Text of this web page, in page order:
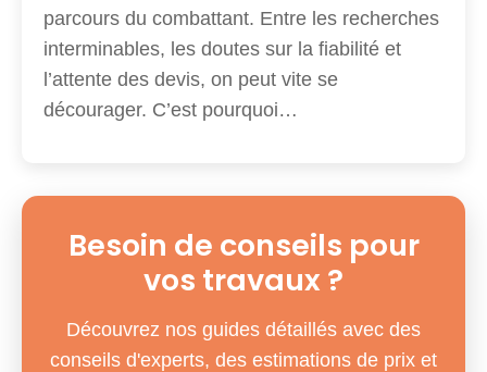
parcours du combattant. Entre les recherches
interminables, les doutes sur la fiabilité et
l’attente des devis, on peut vite se
décourager. C’est pourquoi…
Besoin de conseils pour
vos travaux ?
Découvrez nos guides détaillés avec des
conseils d'experts, des estimations de prix et